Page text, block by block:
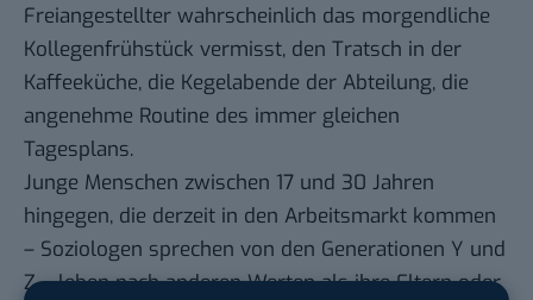
Freiangestellter wahrscheinlich das morgendliche
Kollegenfrühstück vermisst, den Tratsch in der
Kaffeeküche, die Kegelabende der Abteilung, die
angenehme Routine des immer gleichen
Tagesplans.
Junge Menschen zwischen 17 und 30 Jahren
hingegen, die derzeit in den Arbeitsmarkt kommen
– Soziologen sprechen von den Generationen Y und
Z – leben nach anderen Werten als ihre Eltern oder